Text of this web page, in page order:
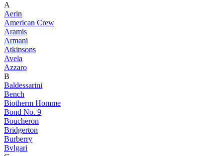
A
Aerin
American Crew
Aramis
Armani
Atkinsons
Avela
Azzaro
B
Baldessarini
Bench
Biotherm Homme
Bond No. 9
Boucheron
Bridgerton
Burberry
Bvlgari